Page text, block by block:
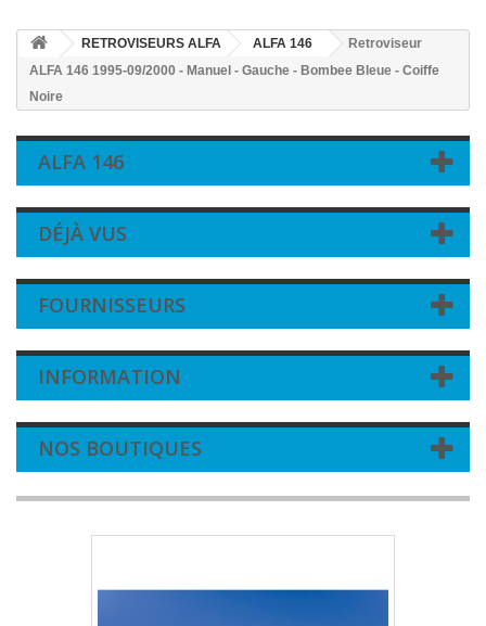
RETROVISEURS ALFA ALFA 146
Retroviseur
ALFA 146 1995-09/2000 - Manuel - Gauche - Bombee Bleue - Coiffe
Noire
ALFA 146
DÉJÀ VUS
FOURNISSEURS
INFORMATION
NOS BOUTIQUES